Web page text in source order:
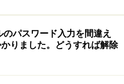
金」。国家予算につい
埋蔵金と呼ばれていたお
う。
パスワード入力を間違え
りました。どうすれば解除